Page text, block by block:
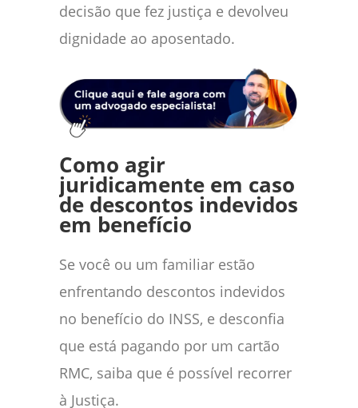
decisão que fez justiça e devolveu
dignidade ao aposentado.
Como agir
juridicamente em caso
de descontos indevidos
em benefício
Se você ou um familiar estão
enfrentando descontos indevidos
no benefício do INSS, e desconfia
que está pagando por um cartão
RMC, saiba que é possível recorrer
à Justiça.